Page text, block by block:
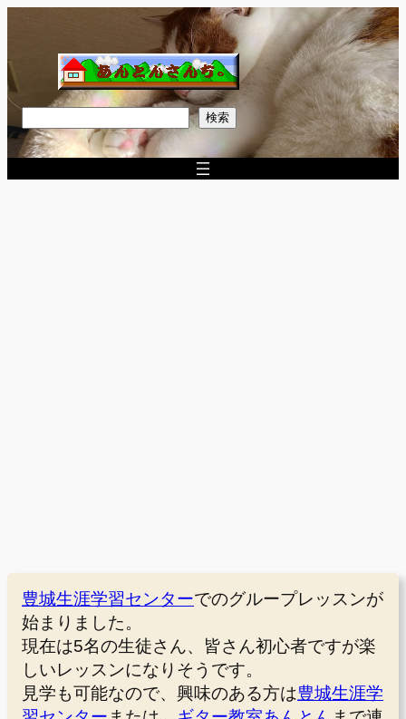
を
ス
キ
ッ
プ
索
検索
豊城生涯学習センターでのグループレッスンが
始まりました。
現在は5名の生徒さん、皆さん初心者ですが楽
しいレッスンになりそうです。
見学も可能なので、興味のある方は豊城生涯学